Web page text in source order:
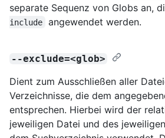
separate Sequenz von Globs an,
include
angewendet werden.
--exclude=<glob>
Dient zum Ausschließen aller
Verzeichnisse, die dem
entsprechen. Hierbei wird der
jeweiligen Datei und des